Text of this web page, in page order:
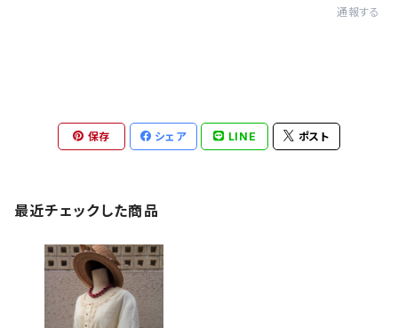
通報する
保存 シェア LINE ポスト
最近チェックした商品